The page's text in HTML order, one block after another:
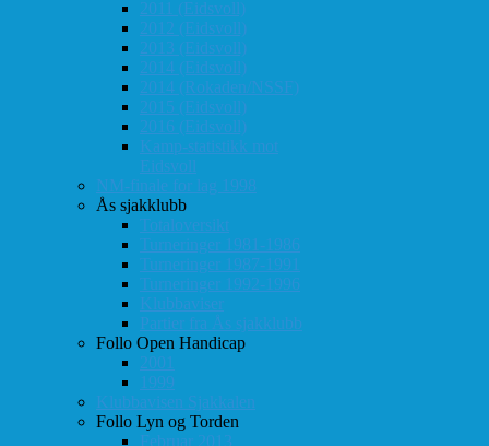
2011 (Eidsvoll)
2012 (Eidsvoll)
2013 (Eidsvoll)
2014 (Eidsvoll)
2014 (Rokaden/NSSF)
2015 (Eidsvoll)
2016 (Eidsvoll)
Kamp-statistikk mot
Eidsvoll
NM-finale for lag 1998
Ås sjakklubb
Totaloversikt
Turneringer 1981-1986
Turneringer 1987-1991
Turneringer 1992-1996
Klubbaviser
Partier fra Ås sjakklubb
Follo Open Handicap
2001
1999
Klubbavisen Sjakkalen
Follo Lyn og Torden
Februar 2013